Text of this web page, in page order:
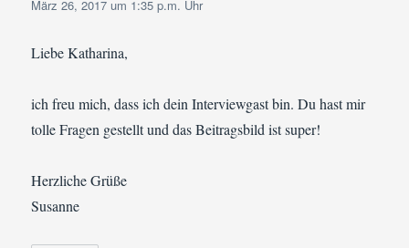
März 26, 2017 um 1:35 p.m. Uhr
Liebe Katharina,
ich freu mich, dass ich dein Interviewgast bin. Du hast mir
tolle Fragen gestellt und das Beitragsbild ist super!
Herzliche Grüße
Susanne